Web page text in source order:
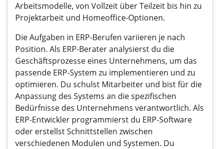
Arbeitsmodelle, von Vollzeit über Teilzeit bis hin zu
Projektarbeit und Homeoffice-Optionen.
Die Aufgaben in ERP-Berufen variieren je nach
Position. Als ERP-Berater analysierst du die
Geschäftsprozesse eines Unternehmens, um das
passende ERP-System zu implementieren und zu
optimieren. Du schulst Mitarbeiter und bist für die
Anpassung des Systems an die spezifischen
Bedürfnisse des Unternehmens verantwortlich. Als
ERP-Entwickler programmierst du ERP-Software
oder erstellst Schnittstellen zwischen
verschiedenen Modulen und Systemen. Du